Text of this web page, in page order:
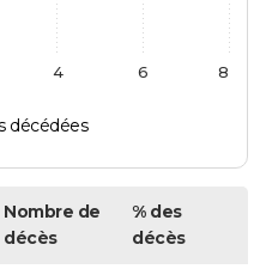
décédées
4 6 8
Nombre de
décès
% des
décès